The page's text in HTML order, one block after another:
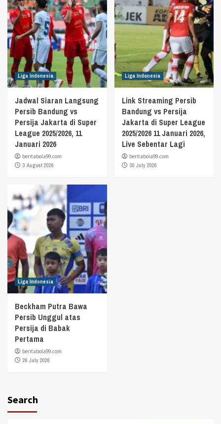
Liga Indonesia
Jadwal Siaran Langsung
Persib Bandung vs
Persija Jakarta di Super
League 2025/2026, 11
Januari 2026
beritabola99.com
3 August 2026
Liga Indonesia
Link Streaming Persib
Bandung vs Persija
Jakarta di Super League
2025/2026 11 Januari 2026,
Live Sebentar Lagi
beritabola99.com
30 July 2026
Liga Indonesia
Beckham Putra Bawa
Persib Unggul atas
Persija di Babak
Pertama
beritabola99.com
26 July 2026
Search